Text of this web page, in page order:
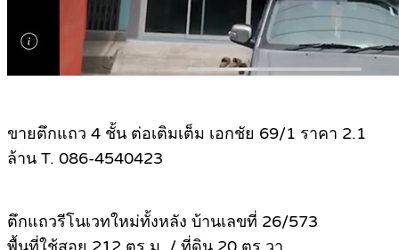
ขายตึกแถว 4 ชั้น ต่อเติมเต็ม เอกชัย 69/1 ราคา 2.1
ล้าน T. 086-4540423
ตึกแถวรีโนเวทใหม่ทั้งหลัง บ้านเลขที่ 26/573